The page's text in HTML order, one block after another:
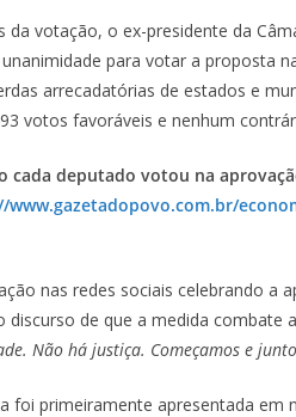
da votação, o ex-presidente da
para votar a proposta
arrecadatórias de estados e
votos favoráveis e nenhum
cada deputado votou na
www.gazetadopovo.com.br/
nas redes sociais celebrando a
discurso de que a medida combate
Não há justiça. Começamos e
foi primeiramente apresentada em